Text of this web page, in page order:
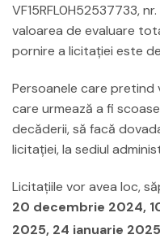
VF15RFL0H52537733,
valoarea de evaluare
pornire a licitaţiei este
Persoanele care
care urmează a fi
decăderii, să facă
licitaţiei, la sediul
Licitaţiile vor avea loc,
20 decembrie 2024,
2025, 24 ianuarie